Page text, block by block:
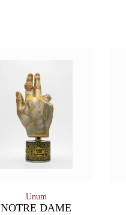
Unum
NOTRE DAME